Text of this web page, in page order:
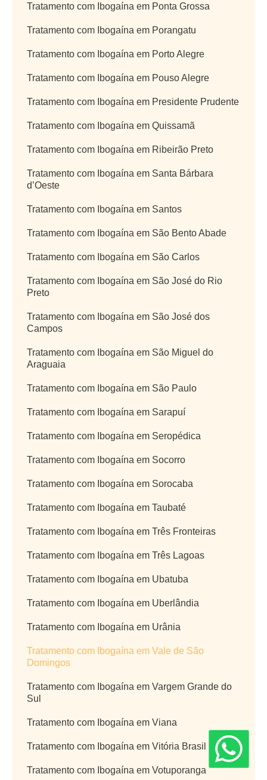
Tratamento com Ibogaína em Ponta Grossa
Tratamento com Ibogaína em Porangatu
Tratamento com Ibogaína em Porto Alegre
Tratamento com Ibogaína em Pouso Alegre
Tratamento com Ibogaína em Presidente Prudente
Tratamento com Ibogaína em Quissamã
Tratamento com Ibogaína em Ribeirão Preto
Tratamento com Ibogaína em Santa Bárbara
d’Oeste
Tratamento com Ibogaína em Santos
Tratamento com Ibogaína em São Bento Abade
Tratamento com Ibogaína em São Carlos
Tratamento com Ibogaína em São José do Rio
Preto
Tratamento com Ibogaína em São José dos
Campos
Tratamento com Ibogaína em São Miguel do
Araguaia
Tratamento com Ibogaína em São Paulo
Tratamento com Ibogaína em Sarapuí
Tratamento com Ibogaína em Seropédica
Tratamento com Ibogaína em Socorro
Tratamento com Ibogaína em Sorocaba
Tratamento com Ibogaína em Taubaté
Tratamento com Ibogaína em Três Fronteiras
Tratamento com Ibogaína em Três Lagoas
Tratamento com Ibogaína em Ubatuba
Tratamento com Ibogaína em Uberlândia
Tratamento com Ibogaína em Urânia
Tratamento com Ibogaína em Vale de São
Domingos
Tratamento com Ibogaína em Vargem Grande do
Sul
Tratamento com Ibogaína em Viana
Tratamento com Ibogaína em Vitória Brasil
Tratamento com Ibogaína em Votuporanga